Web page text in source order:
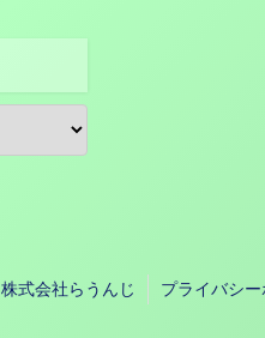
株式会社らうんじ プライバシ